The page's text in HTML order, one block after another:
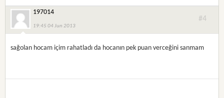
197014
19:45 04 Jun 2013
#4
sağolan hocam içim rahatladı da hocanın pek puan verceğini sanmam